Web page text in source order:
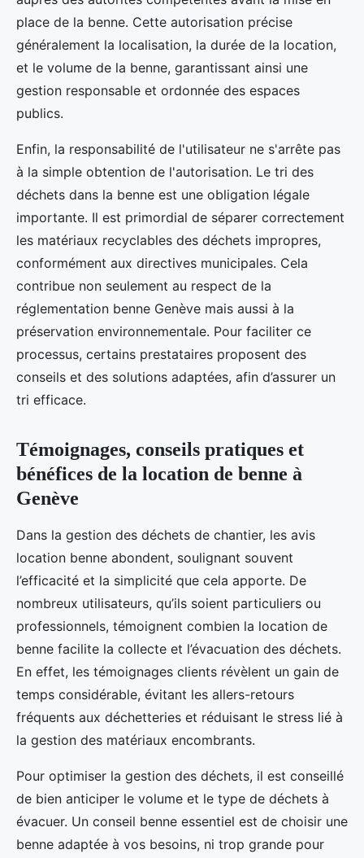
place de la benne. Cette autorisation précise
généralement la localisation, la durée de la location,
et le volume de la benne, garantissant ainsi une
gestion responsable et ordonnée des espaces
publics.
Enfin, la responsabilité de l'utilisateur ne s'arrête pas
à la simple obtention de l'autorisation. Le tri des
déchets dans la benne est une obligation légale
importante. Il est primordial de séparer correctement
les matériaux recyclables des déchets impropres,
conformément aux directives municipales. Cela
contribue non seulement au respect de la
réglementation benne Genève mais aussi à la
préservation environnementale. Pour faciliter ce
processus, certains prestataires proposent des
conseils et des solutions adaptées, afin d’assurer un
tri efficace.
Témoignages, conseils pratiques et
bénéfices de la location de benne à
Genève
Dans la gestion des déchets de chantier, les avis
location benne abondent, soulignant souvent
l’efficacité et la simplicité que cela apporte. De
nombreux utilisateurs, qu’ils soient particuliers ou
professionnels, témoignent combien la location de
benne facilite la collecte et l’évacuation des déchets.
En effet, les témoignages clients révèlent un gain de
temps considérable, évitant les allers-retours
fréquents aux déchetteries et réduisant le stress lié à
la gestion des matériaux encombrants.
Pour optimiser la gestion des déchets, il est conseillé
de bien anticiper le volume et le type de déchets à
évacuer. Un conseil benne essentiel est de choisir une
benne adaptée à vos besoins, ni trop grande pour